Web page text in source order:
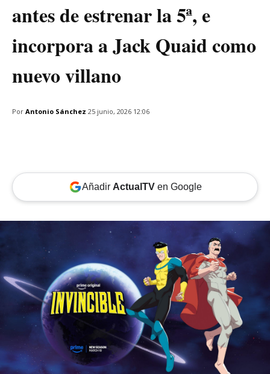
antes de estrenar la 5ª, e
incorpora a Jack Quaid como
nuevo villano
Por Antonio Sánchez 25 junio, 2026 12:06
Añadir ActualTVen Google